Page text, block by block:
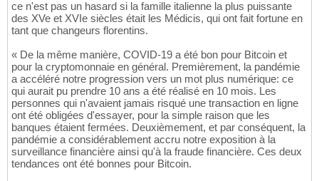
ce n'est pas un hasard si la famille italienne la plus puissante
des XVe et XVIe siècles était les Médicis, qui ont fait fortune en
tant que changeurs florentins.
« De la même manière, COVID-19 a été bon pour Bitcoin et
pour la cryptomonnaie en général. Premièrement, la pandémie
a accéléré notre progression vers un mot plus numérique: ce
qui aurait pu prendre 10 ans a été réalisé en 10 mois. Les
personnes qui n'avaient jamais risqué une transaction en ligne
ont été obligées d'essayer, pour la simple raison que les
banques étaient fermées. Deuxièmement, et par conséquent, la
pandémie a considérablement accru notre exposition à la
surveillance financière ainsi qu'à la fraude financière. Ces deux
tendances ont été bonnes pour Bitcoin.